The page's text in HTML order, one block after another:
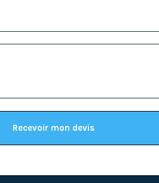
Recevoir mon devis